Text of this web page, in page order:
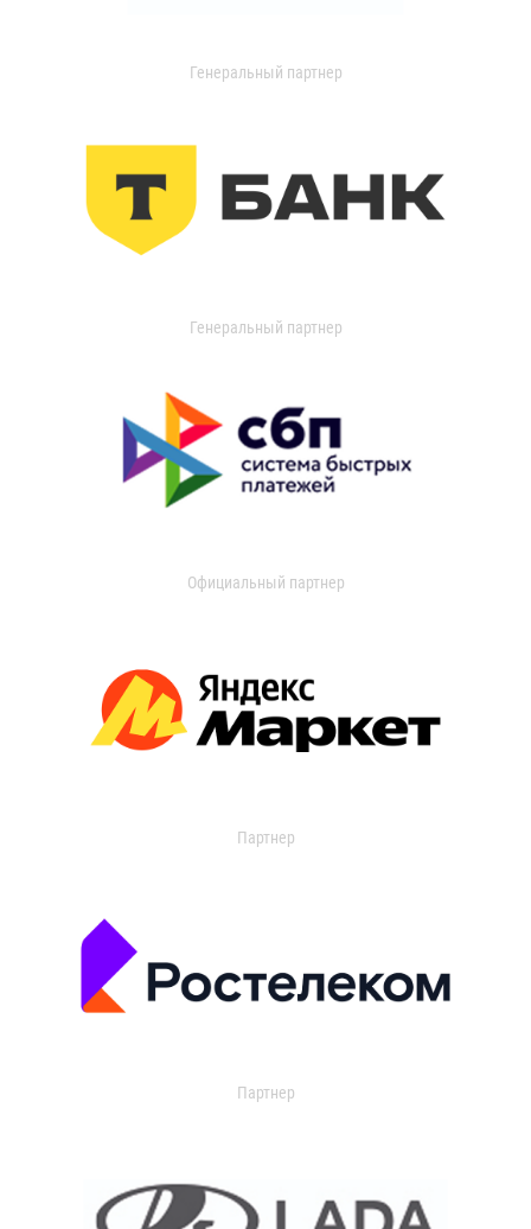
Генеральный партнер
Генеральный партнер
Официальный партнер
Партнер
Партнер